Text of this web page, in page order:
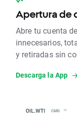
Apertura de
Abre tu cuenta
innecesarios,
y retiradas sin
Descarga la App